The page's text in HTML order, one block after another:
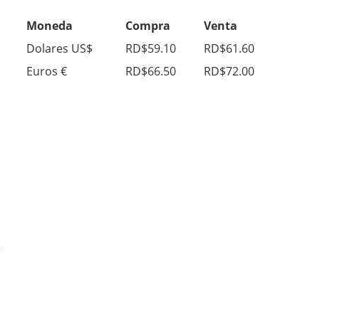
Moneda Compra
Venta
Dolares US$
RD$59.10
RD$61.60
Euros €
RD$66.50 RD$72.00